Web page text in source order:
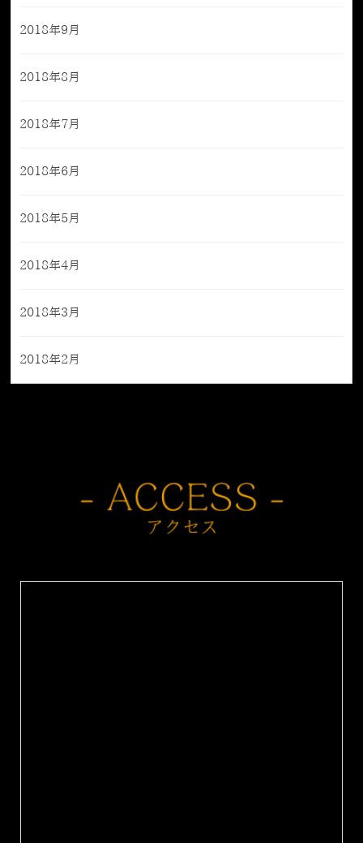
2018年9月
2018年8月
2018年7月
2018年6月
2018年5月
2018年4月
2018年3月
2018年2月